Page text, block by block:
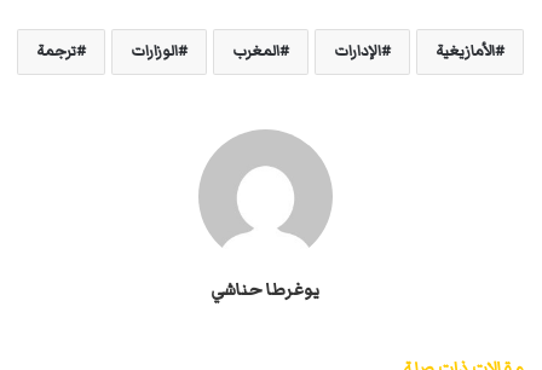
الأمازيغية الإدارات المغرب الوزارات ترجمة
يوغرطا حناشي